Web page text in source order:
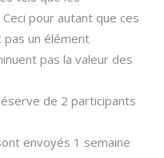
pour autant que ces
un élément
pas la valeur des
de 2 participants
envoyés 1 semaine